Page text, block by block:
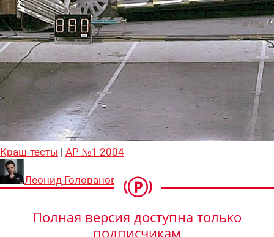
Краш-тесты | АР №1 2004
Леонид Голованов
Полная версия доступна только
подписчикам